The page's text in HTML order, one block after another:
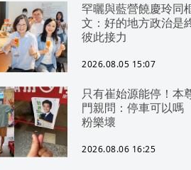
罕曬與藍營饒慶玲
文：好的地方政治是
彼此接力
2026.08.05 15:07
只有崔始源能停！本
門親問：停車可以
粉樂壞
2026.08.06 16:25